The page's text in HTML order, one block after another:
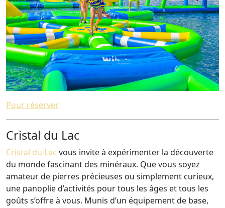
Pour réserver
Cristal du Lac
Cristal du Lac vous invite à expérimenter la découverte
du monde fascinant des minéraux. Que vous soyez
amateur de pierres précieuses ou simplement curieux,
une panoplie d’activités pour tous les âges et tous les
goûts s’offre à vous. Munis d’un équipement de base,